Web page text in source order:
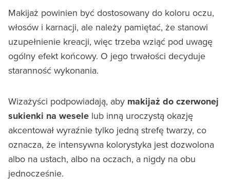
Makijaż powinien być dostosowany do koloru oczu,
włosów i karnacji, ale należy pamiętać, że stanowi
uzupełnienie kreacji, więc trzeba wziąć pod uwagę
ogólny efekt końcowy. O jego trwałości decyduje
staranność wykonania.
Wizażyści podpowiadają, aby makijaż do czerwonej
sukienki na wesele lub inną uroczystą okazję
akcentował wyraźnie tylko jedną strefę twarzy, co
oznacza, że intensywna kolorystyka jest dozwolona
albo na ustach, albo na oczach, a nigdy na obu
jednocześnie.